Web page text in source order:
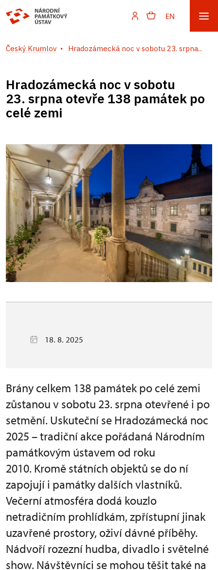
EN
Český Krumlov Hradozámecká noc v sobotu 23. srpna...
Hradozámecká noc v sobotu
23. srpna otevře 138 památek po
celé zemi
18. 8. 2025
Brány celkem 138 památek po celé zemi
zůstanou v sobotu 23. srpna otevřené i po
setmění. Uskuteční se Hradozámecká noc
2025 – tradiční akce pořádaná Národním
památkovým ústavem od roku
2010. Kromě státních objektů se do ní
zapojují i památky dalších vlastníků.
Večerní atmosféra dodá kouzlo
netradičním prohlídkám, zpřístupní jinak
uzavřené prostory, oživí dávné příběhy.
Nádvoří rozezní hudba, divadlo i světelné
show. Návštěvníci se mohou těšit také na